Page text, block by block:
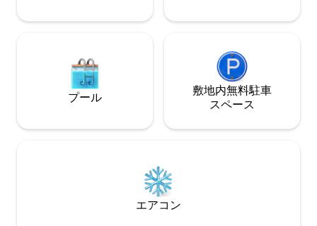
プール
敷地内無料駐⁠車
ス⁠ペ⁠ー⁠ス
エアコン